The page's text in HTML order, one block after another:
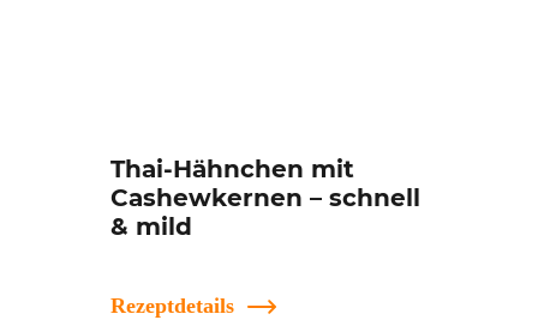
Thai-Hähnchen mit
Cashewkernen – schnell
& mild
Rezeptdetails